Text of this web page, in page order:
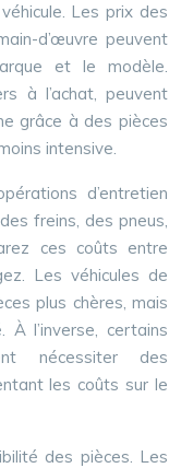
Les prix des
d’œuvre peuvent
et le modèle.
à l’achat, peuvent
grâce à des pièces
intensive.
d’entretien
freins, des pneus,
ces coûts entre
Les véhicules de
plus chères, mais
l’inverse, certains
nécessiter des
les coûts sur le
des pièces. Les